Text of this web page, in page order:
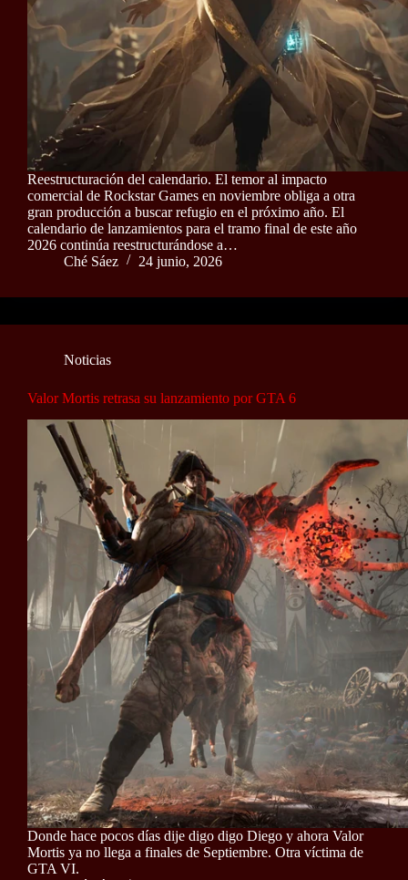
Reestructuración del calendario. El temor al impacto
comercial de Rockstar Games en noviembre obliga a otra
gran producción a buscar refugio en el próximo año. El
calendario de lanzamientos para el tramo final de este año
2026 continúa reestructurándose a…
Ché Sáez
24 junio, 2026
Noticias
Valor Mortis retrasa su lanzamiento por GTA 6
Donde hace pocos días dije digo digo Diego y ahora Valor
Mortis ya no llega a finales de Septiembre. Otra víctima de
GTA VI.